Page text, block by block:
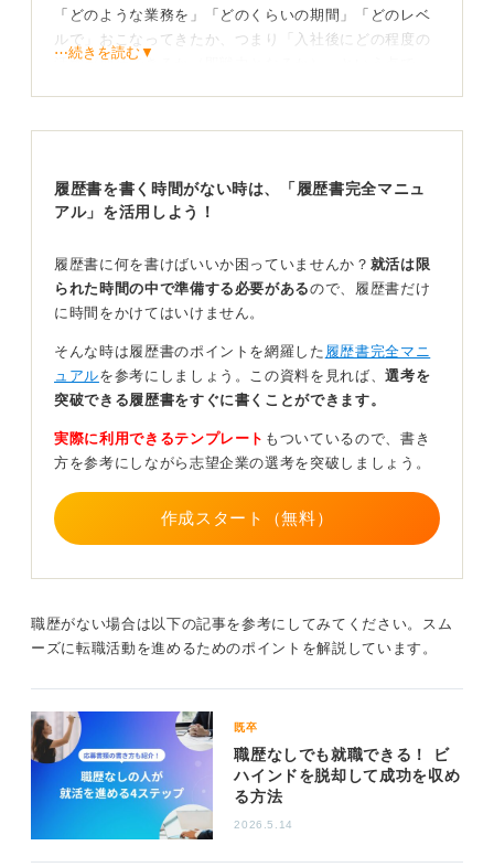
「どのような業務を」「どのくらいの期間」「どのレベ
ルで」おこなってきたか、つまり「入社後にどの程度の
活躍が期待できるか（即戦力となるか）」という点で
〇月 一身上の都合により退職」といった形式で、所属し
ていた企業名と在籍期間を簡潔に記載すれば十分です。
即戦力アピールは職務経歴書で具体的に
歴の流れを確認し、その後、職務経歴書で具体的な業務
内容や実績、保有スキルなどを詳しく確認するという流
れが一般的です。
したがって、履歴書の職歴欄はあくまで経歴のサマリー
（概要）ととらえ、詳細は職務経歴書に譲る形で問題あ
内容、挙げた実績（可能であれば具体的な数字を入れ
る）、そしてその経験を通じて習得したスキルなどを、
識すると良いでしょう。
⋯続きを読む▼
履歴書を書く時間がない時は、「履歴書完全マニュ
アル」を活用しよう！
履歴書に何を書けばいいか困っていませんか？ 就活は限
られた時間の中で準備する必要があるので、履歴書だけ
に時間をかけてはいけません。
そんな時は履歴書のポイントを網羅した 履歴書完全マニ
ュアルを参考にしましょう。この資料を見れば、選考を
突破できる履歴書をすぐに書くことができます。
実際に利用できるテンプレート もついているので、書き
方を参考にしながら志望企業の選考を突破しましょう。
作成スタート（無料）
職歴がない場合は以下の記事を参考にしてみてください。スム
ーズに転職活動を進めるためのポイントを解説しています。
既卒
職歴なしでも就職できる！ ビ
ハインドを脱却して成功を収め
る方法
2026.5.14